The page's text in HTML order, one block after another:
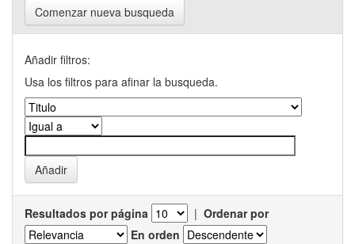
Comenzar nueva busqueda
Añadir filtros:
Usa los filtros para afinar la busqueda.
Resultados por página | Ordenar por
En orden